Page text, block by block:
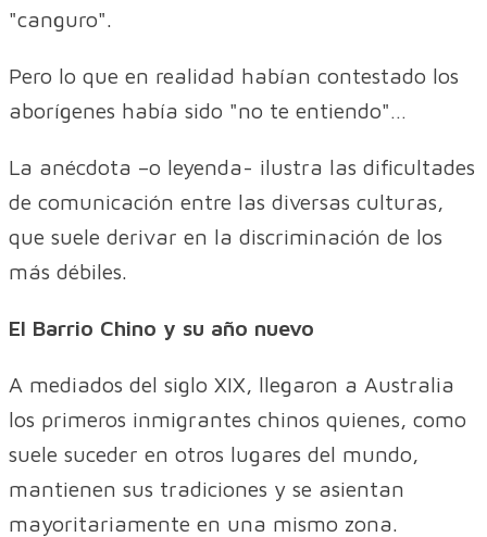
"canguro".
Pero lo que en realidad habían contestado los
aborígenes había sido "no te entiendo"…
La anécdota –o leyenda- ilustra las dificultades
de comunicación entre las diversas culturas,
que suele derivar en la discriminación de los
más débiles.
El Barrio Chino y su año nuevo
A mediados del siglo XIX, llegaron a Australia
los primeros inmigrantes chinos quienes, como
suele suceder en otros lugares del mundo,
mantienen sus tradiciones y se asientan
mayoritariamente en una mismo zona.